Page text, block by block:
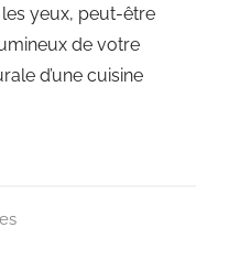
les yeux, peut-être
de votre
d’une cuisine